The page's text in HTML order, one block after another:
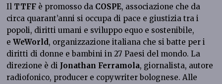
Il TTFF è promosso da COSPE, associazione che da
circa quarant’anni si occupa di pace e giustizia tra i
popoli, diritti umani e sviluppo equo e sostenibile,
eWeWorld, organizzazione italiana che si batte per i
diritti di donne e bambini in 27 Paesi del mondo. La
direzione è di Jonathan Ferramola, giornalista, autore
radiofonico, producer e copywriter bolognese. Alle